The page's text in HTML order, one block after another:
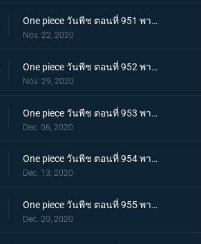
One piece วันพีช ตอนที่ 951 พากย์ไทย การไล่ล่าของโอโรจิ! หน่วยรบนินจา vs โซโล
Nov. 22, 2020
One piece วันพีช ตอนที่ 952 พากย์ไทย การเผชิญหน้าอย่างไม่คาดคิด! ของสี่จักรพรรดิทั้งสองคน
Nov. 29, 2020
One piece วันพีช ตอนที่ 953 พากย์ไทย คำสารภาพของฮิโยริ! พานพบอีกครั้งที่สะพานโออิฮิงิ
Dec. 06, 2020
One piece วันพีช ตอนที่ 954 พากย์ไทย ชื่อของมันคือเอ็นมะ! สุดยอดดาบของโอเด้ง!
Dec. 13, 2020
One piece วันพีช ตอนที่ 955 พากย์ไทย พันธมิตรใหม่? รวมพลกองกำลังไคโด!
Dec. 20, 2020